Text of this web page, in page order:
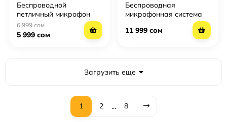
Беспроводной
петличный микрофон
S60 (2 передатчика +
приёмник Lightning/USB-
6 999 сом
5 999 сом
Беспроводная
микрофонная система
DJI Mic Mini 2 (2 TX + 1
RX + Charging Case)
11 999 сом
Загрузить еще
1 2 ... 8